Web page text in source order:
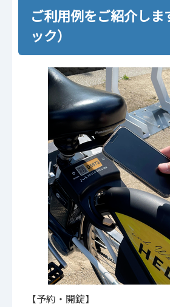
ご利用例をご紹介しま
ック）
【予約・開錠】